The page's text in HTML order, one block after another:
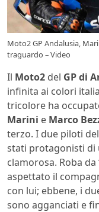
Moto2 GP Andalusia,
traguardo – Video
Il Moto2 del GP di
infinita ai colori
tricolore ha
Marini e Marco
terzo. I due piloti
stati protagonisti di
clamorosa. Roba da
aspettato il
con lui; ebbene, i
sono agganciati e